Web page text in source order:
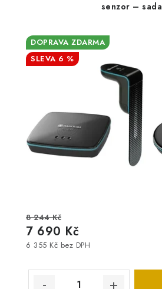
senzor – sada
6 %
DOPRAVA ZDARMA
6 355 Kč bez DPH
7 690 Kč
8 244 Kč